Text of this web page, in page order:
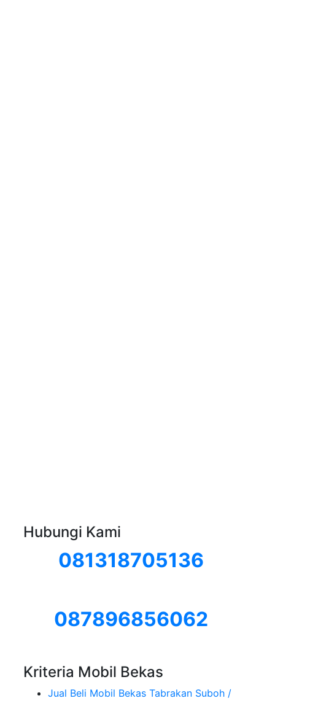
Hubungi Kami
081318705136
087896856062
Kriteria Mobil Bekas
Jual Beli Mobil Bekas Tabrakan Suboh /